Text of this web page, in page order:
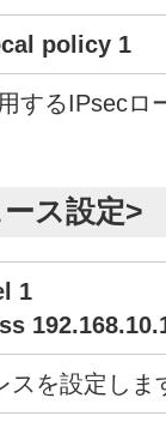
policy 1
するIPsecロ
ス設定>
1
スを設定しま